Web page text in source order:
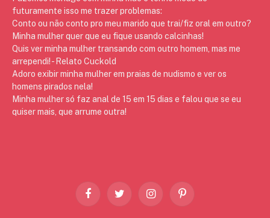
futuramente isso me trazer problemas:
Conto ou não conto pro meu marido que trai/fiz oral em outro?
Minha mulher quer que eu fique usando calcinhas!
Quis ver minha mulher transando com outro homem, mas me
arrependi! - Relato Cuckold
Adoro exibir minha mulher em praias de nudismo e ver os
homens pirados nela!
Minha mulher só faz anal de 15 em 15 dias e falou que se eu
quiser mais, que arrume outra!
FacebookTwitter InstagramPinterest